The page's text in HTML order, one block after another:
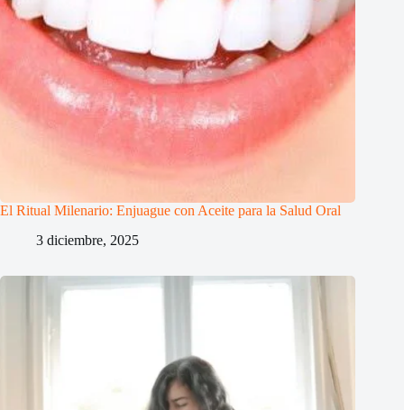
El Ritual Milenario: Enjuague con Aceite para la Salud Oral
3 diciembre, 2025